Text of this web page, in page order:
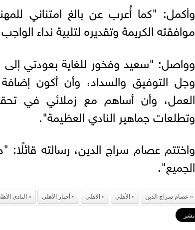
وأكمل: "كما أُعرب عن بالغ امتناني
موافقته الكريمة وتقديره لتلبية نداء
وواصل: "سعيد وفخور للغاية بعودتي إلى
وجل التوفيق والسداد، وأن أكون
العمل، وأن أساهم مع زملائي في
وتطلعات جماهير النادي العظيمة".
واختتم عصام سراج الدين، رسالته قائلًا:
الجميع".
عصام سراج الدين الأهلي الاهلي أخبار الأهلي النادي